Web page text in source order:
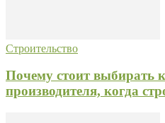
Строительство
Почему стоит выбирать
производителя, когда